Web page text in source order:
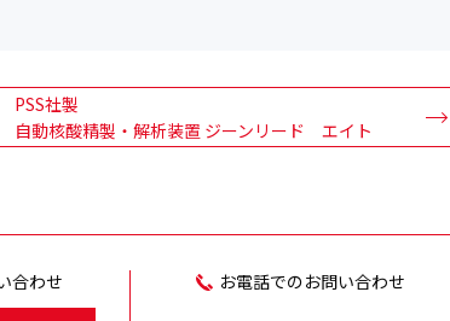
PSS社製
自動核酸精製・解析装置 ジーンリード エイト
合わせ お電話でのお問い合わせ